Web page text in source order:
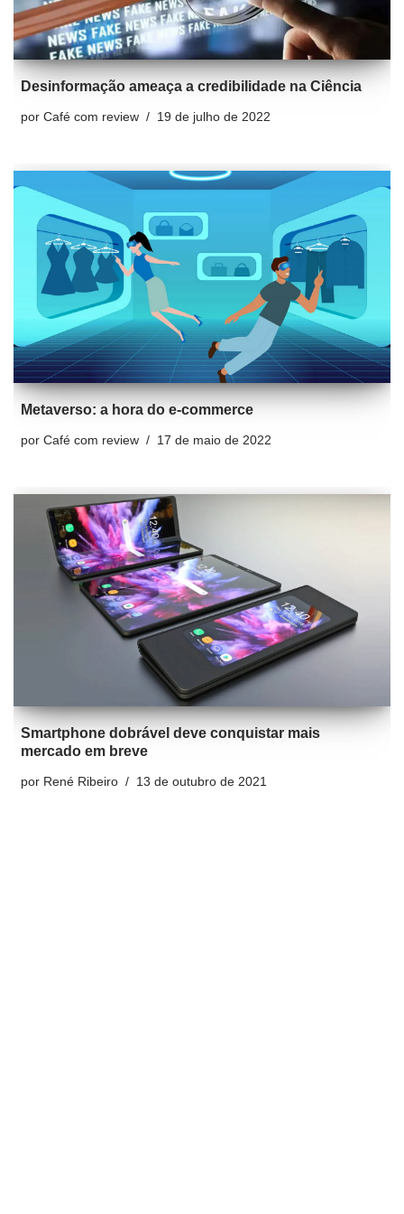
Desinformação ameaça a credibilidade na Ciência
por Café com review 19 de julho de 2022
Metaverso: a hora do e-commerce
por Café com review 17 de maio de 2022
Smartphone dobrável deve conquistar mais
mercado em breve
por René Ribeiro 13 de outubro de 2021